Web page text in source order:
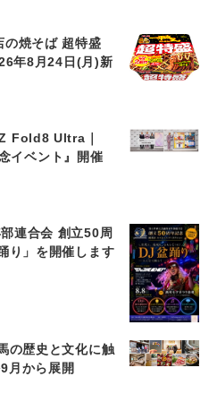
の焼そば 超特盛
年8月24日(月)新
Fold8 Ultra｜
イベント』開催
連合会 創立50周
り」を開催します
の歴史と文化に触
月から展開